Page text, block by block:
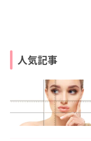
人気記事